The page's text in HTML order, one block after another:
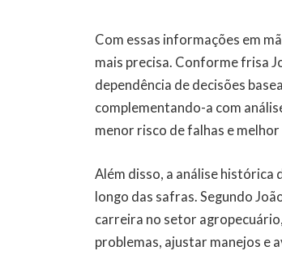
Com essas informações em
mais precisa. Conforme frisa
dependência de decisões
complementando-a com
menor risco de falhas e
Além disso, a análise
longo das safras. Segundo
carreira no setor
problemas, ajustar manejos e